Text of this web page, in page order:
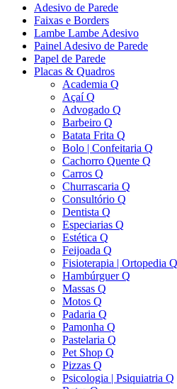
Adesivo de Parede
Faixas e Borders
Lambe Lambe Adesivo
Painel Adesivo de Parede
Papel de Parede
Placas & Quadros
Academia Q
Açaí Q
Advogado Q
Barbeiro Q
Batata Frita Q
Bolo | Confeitaria Q
Cachorro Quente Q
Carros Q
Churrascaria Q
Consultório Q
Dentista Q
Especiarias Q
Estética Q
Feijoada Q
Fisioterapia | Ortopedia Q
Hambúrguer Q
Massas Q
Motos Q
Padaria Q
Pamonha Q
Pastelaria Q
Pet Shop Q
Pizzas Q
Psicologia | Psiquiatria Q